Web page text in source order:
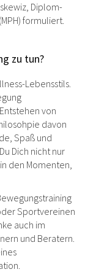
Diplom-
formuliert.
zu tun?
Lebensstils.
von
davon
Spaß und
Dich nicht nur
den Momenten,
Sportvereinen
auch im
und Beratern.